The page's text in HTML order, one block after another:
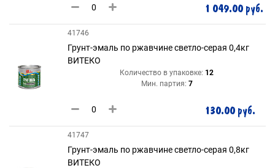
1 049.00 руб.
41746
Грунт-эмаль по ржавчине светло-серая 0,4кг
ВИТЕКО
Количество в упаковке: 12
Мин. партия: 7
130.00 руб.
41747
Грунт-эмаль по ржавчине светло-серая 0,8кг
ВИТЕКО